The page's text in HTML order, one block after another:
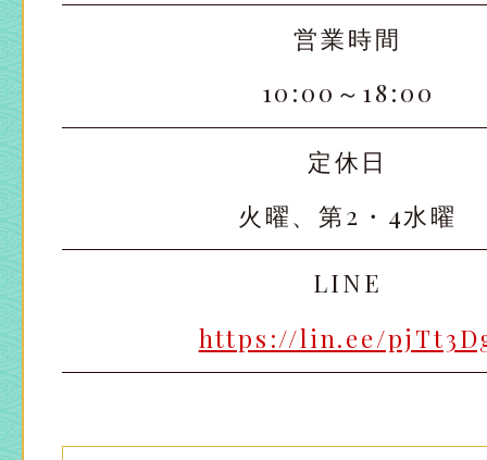
太田店
太田店
営業時間
10:00～18:00
定休日
火曜、第2・4水曜
LINE
https://lin.ee/